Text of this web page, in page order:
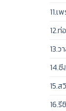
11.
12.ท่
13.ว
14.
15.
16.